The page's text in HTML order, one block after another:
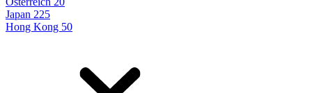
Japan 225
Hong Kong 50